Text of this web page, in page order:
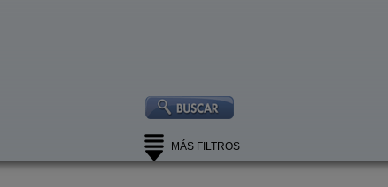
MÁS FILTROS